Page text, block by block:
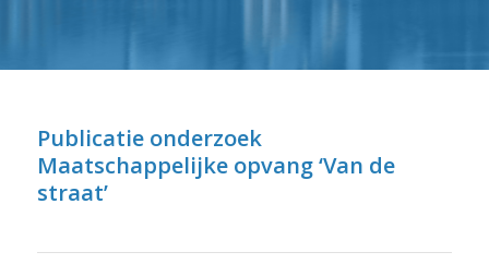
Publicatie onderzoek
Maatschappelijke opvang ‘Van de
straat’